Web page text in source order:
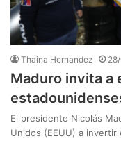
Thaina Hernandez
Maduro invita a
El presidente Nicolás
Unidos (EEUU) a